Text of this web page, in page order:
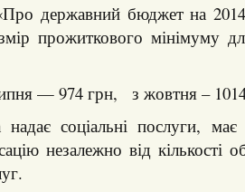
державний бюджет на 2014
прожиткового мінімуму
— 974 грн, з жовтня –
соціальні послуги,
незалежно від кількості